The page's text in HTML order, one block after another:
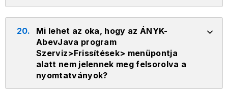
20.
Mi lehet az oka, hogy az ÁNYK-
AbevJava program
Szerviz>Frissítések> menüpontja
alatt nem jelennek meg felsorolva a
nyomtatványok?